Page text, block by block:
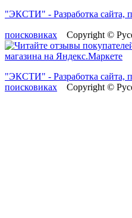
"ЭКСТИ" - Разработка сайта,
поисковиках Copyright ©
"ЭКСТИ" - Разработка сайта,
поисковиках Copyright ©